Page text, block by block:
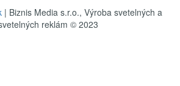
| Biznis Media s.r.o., Výroba svetelných a
reklám © 2023